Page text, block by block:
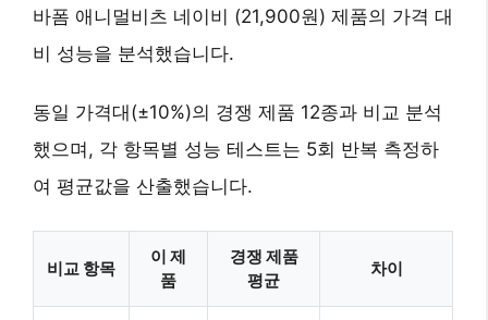
바폼 애니멀비츠 네이비 (21,900원) 제품의 가격 대
비 성능을 분석했습니다.
동일 가격대(±10%)의 경쟁 제품 12종과 비교 분석
했으며, 각 항목별 성능 테스트는 5회 반복 측정하
여 평균값을 산출했습니다.
비교 항목
이 제
품
경쟁 제품
평균
차이